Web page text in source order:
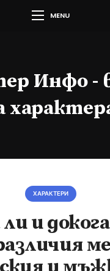
MENU
Инфо -
ХАРАКТЕРИ
и